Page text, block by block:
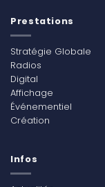
Prestations
Stratégie Globale
Radios
Digital
Affichage
Événementiel
Création
Infos